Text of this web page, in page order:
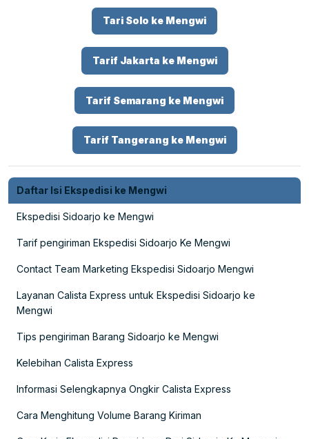
Tari Solo ke Mengwi
Tarif Jakarta ke Mengwi
Tarif Semarang ke Mengwi
Tarif Tangerang ke Mengwi
Daftar Isi Ekspedisi ke Mengwi
Ekspedisi Sidoarjo ke Mengwi
Tarif pengiriman Ekspedisi Sidoarjo Ke Mengwi
Contact Team Marketing Ekspedisi Sidoarjo Mengwi
Layanan Calista Express untuk Ekspedisi Sidoarjo ke
Mengwi
Tips pengiriman Barang Sidoarjo ke Mengwi
Kelebihan Calista Express
Informasi Selengkapnya Ongkir Calista Express
Cara Menghitung Volume Barang Kiriman